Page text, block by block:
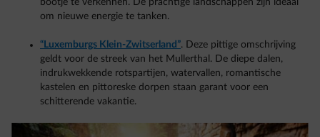
om nieuwe energie te tanken.
“Luxemburgs Klein-Zwitserland”. Deze pittige omschrijving
geldt voor de streek van het Mullerthal. De diepe dalen,
indrukwekkende rotspartijen, watervallen, romantische
kastelen en pittoreske dorpen staan garant voor een
schitterende vakantie.